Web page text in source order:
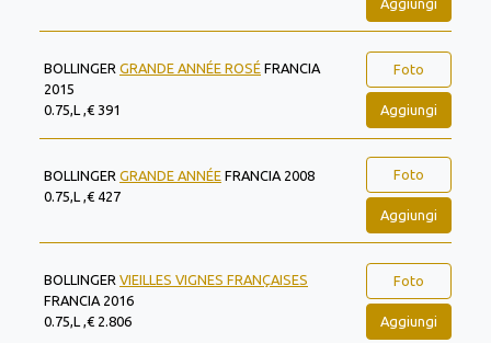
Aggiungi
BOLLINGER GRANDE ANNÉE ROSÉ FRANCIA
2015
0.75,L ,€ 391
Foto
Aggiungi
BOLLINGER GRANDE ANNÉE FRANCIA 2008
0.75,L ,€ 427
Foto
Aggiungi
BOLLINGER VIEILLES VIGNES FRANÇAISES
FRANCIA 2016
0.75,L ,€ 2.806
Foto
Aggiungi